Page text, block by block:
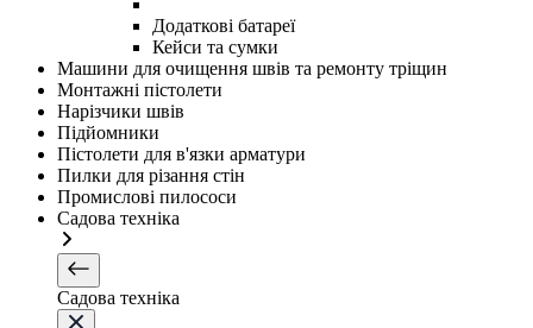
Додаткові батареї
Кейси та сумки
Машини для очищення швів та ремонту тріщин
Монтажні пістолети
Нарізчики швів
Підйомники
Пістолети для в'язки арматури
Пилки для різання стін
Промислові пилососи
Садова техніка
Садова техніка